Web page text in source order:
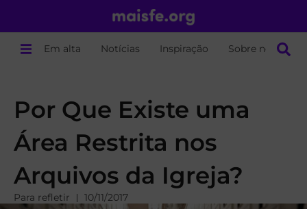
Em alta Notícias Inspiração Sobre nós
Por Que Existe uma
Área Restrita nos
Arquivos da Igreja?
Para refletir 10/11/2017